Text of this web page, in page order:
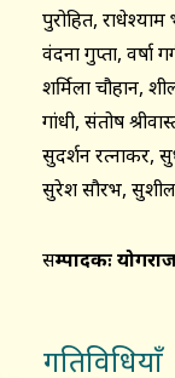
पुरोहित,
वंदना गुप्ता, वर्षा
शर्मिला चौहान,
गांधी, संतोष
सुदर्शन रत्नाकर,
सुरेश सौरभ, सुशील
सम्पादकः
गतिविधियाँ